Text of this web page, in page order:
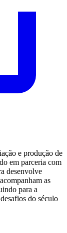
e produção de
em parceria com
desenvolve
as
para a
do século